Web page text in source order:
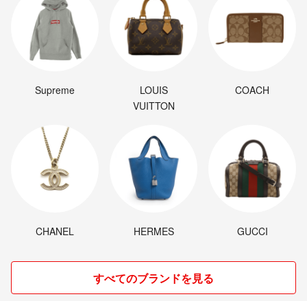
Supreme
LOUIS
VUITTON
COACH
CHANEL HERMES GUCCI
すべてのブランドを見る